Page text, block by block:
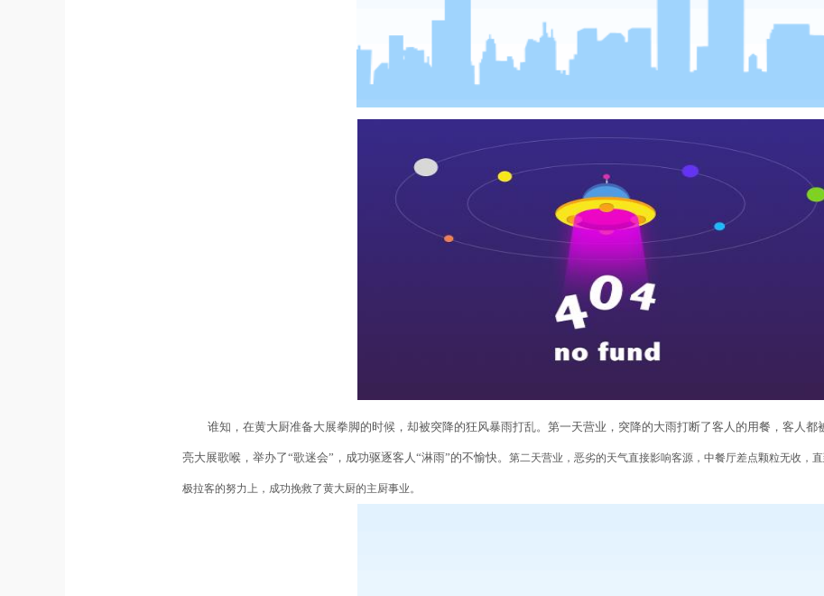
谁知，在黄大厨准备大展拳脚的时候，却被突降的狂风暴雨打乱。第一天营业，突降的大雨打断了客人的用餐，客人
亮大展歌喉，举办了“歌迷会”，成功驱逐客人“淋雨”的不愉快。 第二天营业，恶劣的天气直接影响客源，中餐厅差点颗粒无收，
极拉客的努力上，成功挽救了黄大厨的主厨事业。